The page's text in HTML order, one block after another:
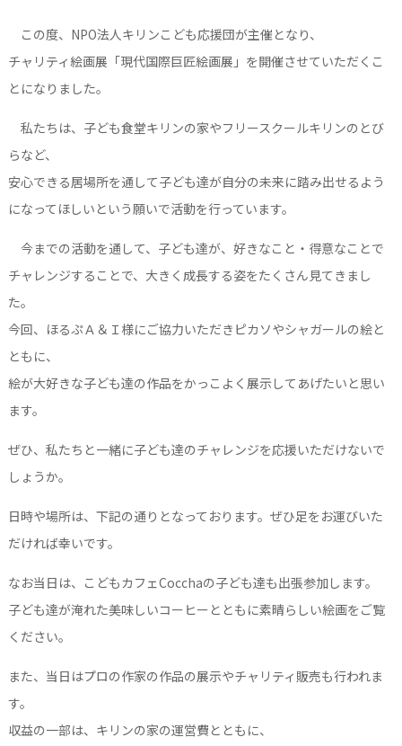
この度、NPO法人キリンこども応援団が主催となり、
チャリティ絵画展「現代国際巨匠絵画展」を開催させていただくこ
とになりました。
私たちは、子ども食堂キリンの家やフリースクールキリンのとび
らなど、
安心できる居場所を通して子ども達が自分の未来に踏み出せるよう
になってほしいという願いで活動を行っています。
今までの活動を通して、子ども達が、好きなこと・得意なことで
チャレンジすることで、大きく成長する姿をたくさん見てきまし
た。
今回、ほるぷＡ＆Ｉ様にご協力いただきピカソやシャガールの絵と
ともに、
絵が大好きな子ども達の作品をかっこよく展示してあげたいと思い
ます。
ぜひ、私たちと一緒に子ども達のチャレンジを応援いただけないで
しょうか。
日時や場所は、下記の通りとなっております。ぜひ足をお運びいた
だければ幸いです。
なお当日は、こどもカフェCocchaの子ども達も出張参加します。
子ども達が淹れた美味しいコーヒーとともに素晴らしい絵画をご覧
ください。
また、当日はプロの作家の作品の展示やチャリティ販売も行われま
す。
収益の一部は、キリンの家の運営費とともに、